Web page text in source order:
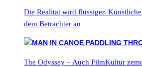
Die Realität wird flüssiger.
dem Betrachter an
The Odyssey – Auch FilmKultur